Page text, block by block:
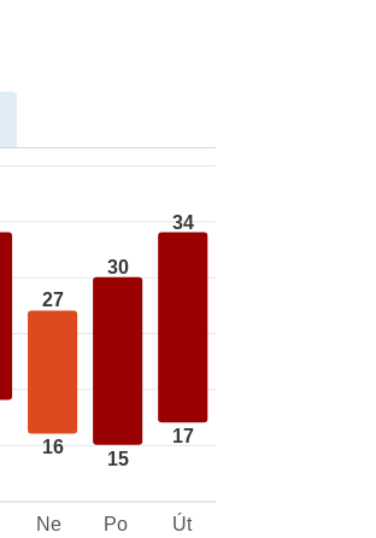
27
16
30
15
34
17
Ne Po Út